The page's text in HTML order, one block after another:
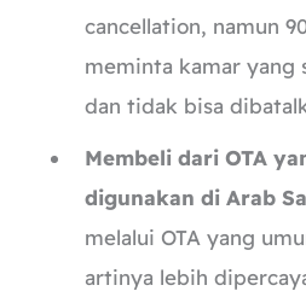
cancellation, namun
meminta kamar yang
dan tidak bisa
Membeli dari OTA
digunakan di Arab
melalui OTA yang
artinya lebih